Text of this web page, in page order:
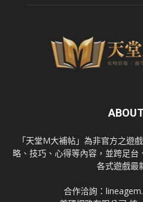
「天堂M大補帖」為非官方之遊
略、技巧、心得等內容，並跨足
各式遊戲最
合作洽詢：